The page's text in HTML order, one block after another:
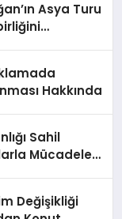
Asya Turu
Hakkında
Sahil
Mücadele
Değişikliği